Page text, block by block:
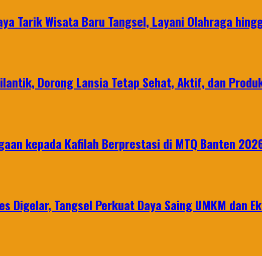
Tarik Wisata Baru Tangsel, Layani Olahraga
Dorong Lansia Tetap Sehat, Aktif, dan
kepada Kafilah Berprestasi di MTQ Banten
Digelar, Tangsel Perkuat Daya Saing UMKM dan